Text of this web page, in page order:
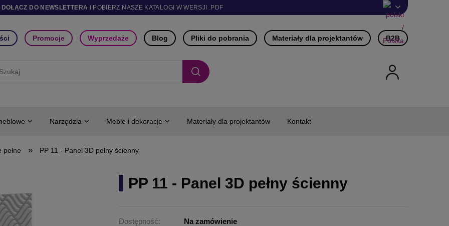
DOŁĄCZ DO NEWSLETTERA I POBIERZ NASZE KATALOGI W WERSJI .PDF
Promocje Wyprzedaże Blog Pliki do pobrania Materiały dla projektantów B2B
Narzędzia Meble i dekoracje Materiały dla projektantów Kontakt
pełne » PP 11 - Panel 3D pełny ścienny
PP 11 - Panel 3D pełny ścienny
Dostępność: Na zamówienie